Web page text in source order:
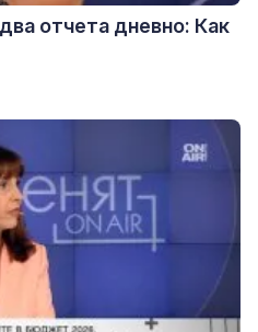
отчета дневно: Как